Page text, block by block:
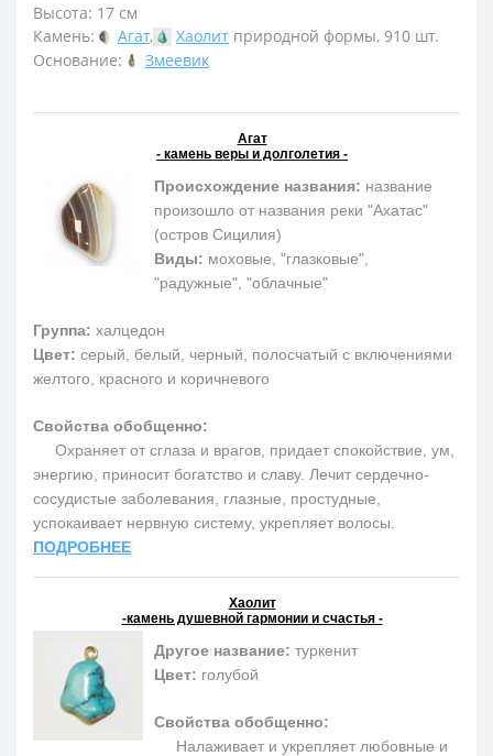
Высота: 17 см
Камень:
Агат, Хаолит природной формы, 910 шт.
Основание:
Змеевик
Агат
- камень веры и долголетия -
Происхождение названия: название
произошло от названия реки "Ахатас"
(остров Сицилия)
Виды: моховые, "глазковые",
"радужные", "облачные"
Группа: халцедон
Цвет: серый, белый, черный, полосчатый с включениями
желтого, красного и коричневого
Свойства обобщенно:
Охраняет от сглаза и врагов, придает спокойствие, ум,
энергию, приносит богатство и славу. Лечит сердечно-
сосудистые заболевания, глазные, простудные,
успокаивает нервную систему, укрепляет волосы.
ПОДРОБНЕЕ
Хаолит
-камень душевной гармонии и счастья -
Другое название: туркенит
Цвет: голубой
Свойства обобщенно:
Налаживает и укрепляет любовные и